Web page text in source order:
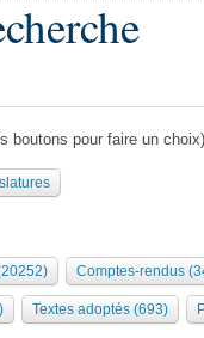
Bureau Collège des
boutons pour faire un choix)
Comptes-rendus
Textes adoptés (693)